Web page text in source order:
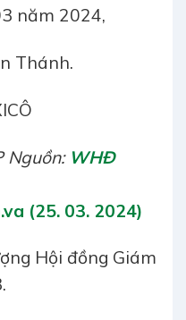
năm 2024,
Thánh.
Nguồn: WHĐ
(25. 03. 2024)
Hội đồng Giám